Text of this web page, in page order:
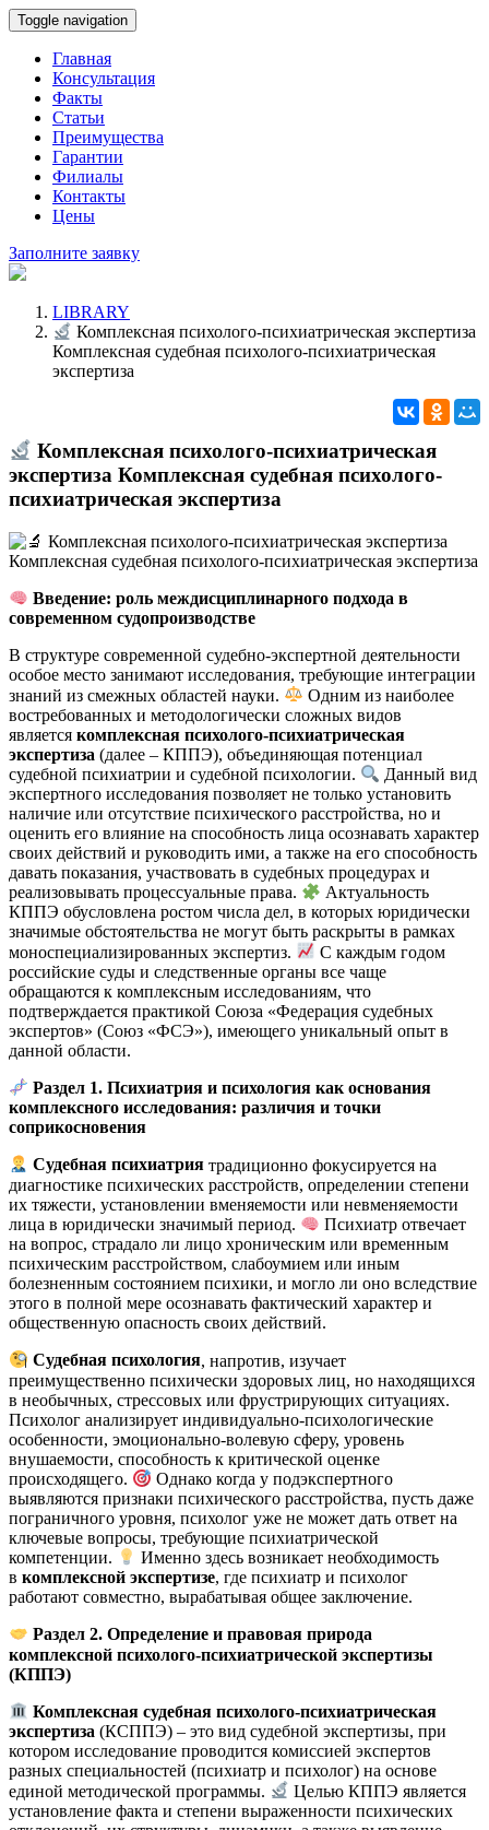
Toggle navigation
Главная
Консультация
Факты
Статьи
Преимущества
Гарантии
Филиалы
Контакты
Цены
Заполните заявку
LIBRARY
Комплексная психолого-психиатрическая экспертиза
Комплексная судебная психолого-психиатрическая
экспертиза
Комплексная психолого-психиатрическая
экспертиза Комплексная судебная психолого-
психиатрическая экспертиза
Введение: роль междисциплинарного подхода в
современном судопроизводстве
В структуре современной судебно-экспертной деятельности
особое место занимают исследования, требующие интеграции
знаний из смежных областей науки.
Одним из наиболее
востребованных и методологически сложных видов
является комплексная психолого-психиатрическая
экспертиза (далее – КППЭ), объединяющая потенциал
судебной психиатрии и судебной психологии.
Данный вид
экспертного исследования позволяет не только установить
наличие или отсутствие психического расстройства, но и
оценить его влияние на способность лица осознавать характер
своих действий и руководить ими, а также на его способность
давать показания, участвовать в судебных процедурах и
реализовывать процессуальные права.
Актуальность
КППЭ обусловлена ростом числа дел, в которых юридически
значимые обстоятельства не могут быть раскрыты в рамках
моноспециализированных экспертиз.
С каждым годом
российские суды и следственные органы все чаще
обращаются к комплексным исследованиям, что
подтверждается практикой Союза «Федерация судебных
экспертов» (Союз «ФСЭ»), имеющего уникальный опыт в
данной области.
Раздел 1. Психиатрия и психология как основания
комплексного исследования: различия и точки
соприкосновения
Судебная психиатрия традиционно фокусируется на
диагностике психических расстройств, определении степени
их тяжести, установлении вменяемости или невменяемости
лица в юридически значимый период.
Психиатр отвечает
на вопрос, страдало ли лицо хроническим или временным
психическим расстройством, слабоумием или иным
болезненным состоянием психики, и могло ли оно вследствие
этого в полной мере осознавать фактический характер и
общественную опасность своих действий.
Судебная психология, напротив, изучает
преимущественно психически здоровых лиц, но находящихся
в необычных, стрессовых или фрустрирующих ситуациях.
Психолог анализирует индивидуально-психологические
особенности, эмоционально-волевую сферу, уровень
внушаемости, способность к критической оценке
происходящего.
Однако когда у подэкспертного
выявляются признаки психического расстройства, пусть даже
пограничного уровня, психолог уже не может дать ответ на
ключевые вопросы, требующие психиатрической
компетенции.
Именно здесь возникает необходимость
в комплексной экспертизе, где психиатр и психолог
работают совместно, вырабатывая общее заключение.
Раздел 2. Определение и правовая природа
комплексной психолого-психиатрической экспертизы
(КППЭ)
Комплексная судебная психолого-психиатрическая
экспертиза (КСППЭ) – это вид судебной экспертизы, при
котором исследование проводится комиссией экспертов
разных специальностей (психиатр и психолог) на основе
единой методической программы.
Целью КППЭ является
установление факта и степени выраженности психических